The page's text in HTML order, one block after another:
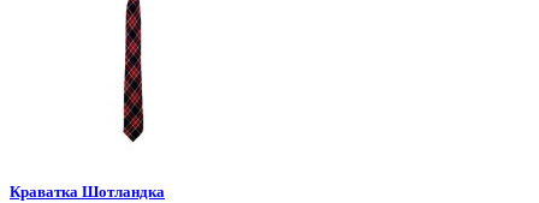
Краватка Шотландка